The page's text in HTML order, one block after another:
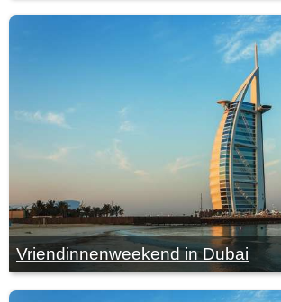
Vriendinnenweekend in Dubai